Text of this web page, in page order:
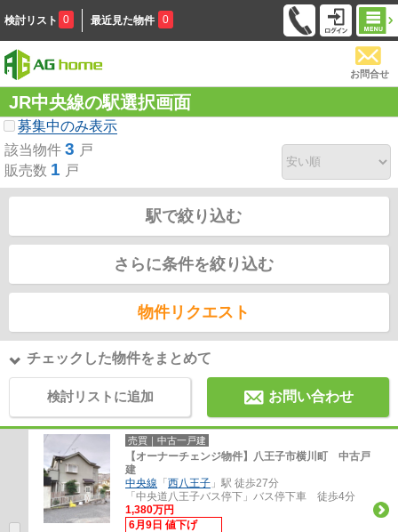
検討リスト 0 最近見た物件 0
お問合せ
JR中央線の駅選択画面
募集中のみ表示
該当物件 3 戸
販売数 1 戸
駅で絞り込む
さらに条件を絞り込む
物件リクエスト
チェックした物件をまとめて
検討リストに追加 お問い合わせ
売買｜中古一戸建
【オーナーチェンジ物件】八王子市横川町 中古戸
建
中央線 「 西八王子 」駅 徒歩27分
「中央道八王子バス停下」バス停下車 徒歩4分
1,380万円
6月9日 値下げ